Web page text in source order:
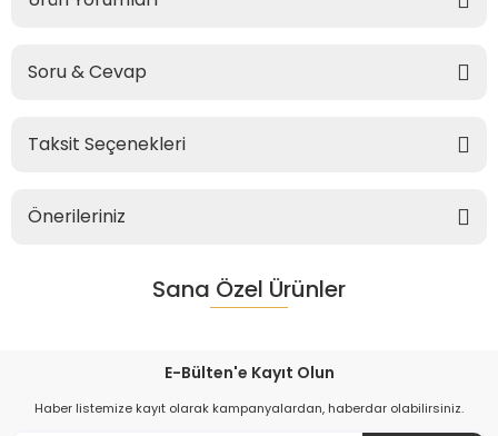
Soru & Cevap
Taksit Seçenekleri
Önerileriniz
Sana Özel Ürünler
E-Bülten'e Kayıt Olun
Haber listemize kayıt olarak kampanyalardan, haberdar olabilirsiniz.